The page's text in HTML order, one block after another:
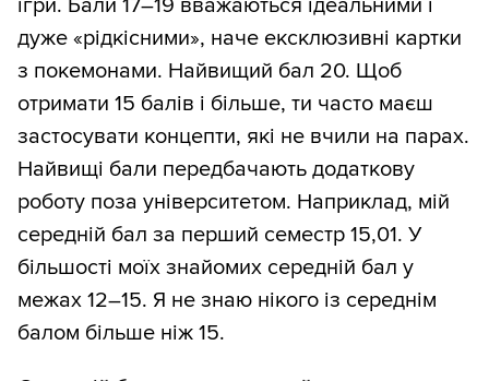
ігри. Бали 17–19 вважаються ідеальними і
дуже «рідкісними», наче ексклюзивні картки
з покемонами. Найвищий бал 20. Щоб
отримати 15 балів і більше, ти часто маєш
застосувати концепти, які не вчили на парах.
Найвищі бали передбачають додаткову
роботу поза університетом. Наприклад, мій
середній бал за перший семестр 15,01. У
більшості моїх знайомих середній бал у
межах 12–15. Я не знаю нікого із середнім
балом більше ніж 15.